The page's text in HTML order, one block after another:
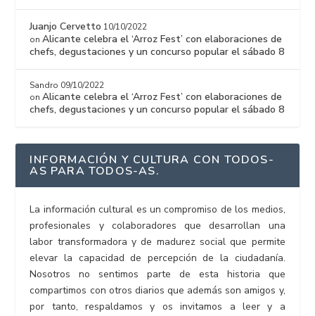
Juanjo Cervetto 10/10/2022
onAlicante celebra el ‘Arroz Fest’ con elaboraciones de
chefs, degustaciones y un concurso popular el sábado 8
Sandro 09/10/2022
onAlicante celebra el ‘Arroz Fest’ con elaboraciones de
chefs, degustaciones y un concurso popular el sábado 8
INFORMACIÓN Y CULTURA CON TODOS-
AS PARA TODOS-AS.
La información cultural es un compromiso de los medios,
profesionales y colaboradores que desarrollan una
labor transformadora y de madurez social que permite
elevar la capacidad de percepción de la ciudadanía.
Nosotros no sentimos parte de esta historia que
compartimos con otros diarios que además son amigos y,
por tanto, respaldamos y os invitamos a leer y a